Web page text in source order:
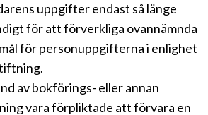
uppgifter endast så länge
för att förverkliga ovannämnda
för personuppgifterna i enlighet
av bokförings- eller annan
vara förpliktade att förvara en